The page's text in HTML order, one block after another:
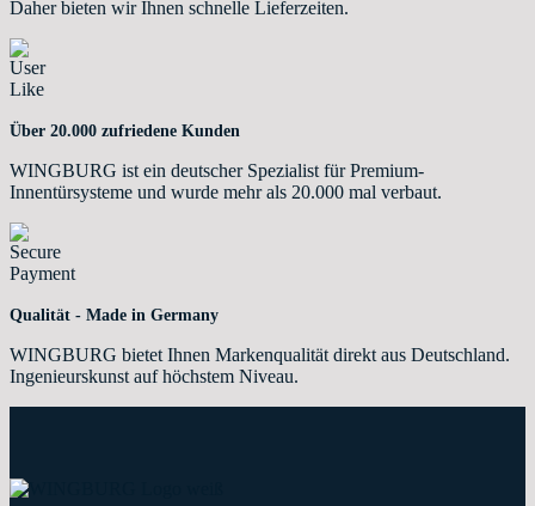
Daher bieten wir Ihnen schnelle Lieferzeiten.
Über 20.000 zufriedene Kunden
WINGBURG ist ein deutscher Spezialist für Premium-
Innentürsysteme und wurde mehr als 20.000 mal verbaut.
Qualität - Made in Germany
WINGBURG bietet Ihnen Markenqualität direkt aus Deutschland.
Ingenieurskunst auf höchstem Niveau.